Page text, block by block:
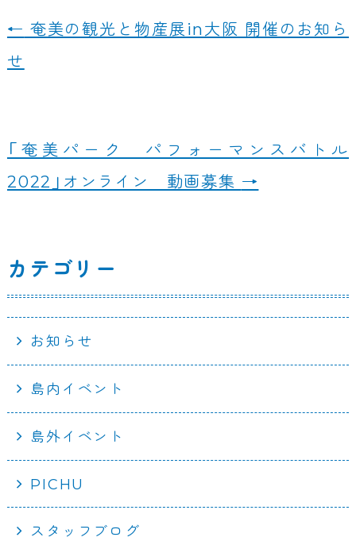
c
e
o
k
e
← 奄美の観光と物産展in大阪 開催のお知ら
せ
「奄美パーク パフォーマンスバトル
2022」オンライン 動画募集 →
カテゴリー
お知らせ
島内イベント
島外イベント
PICHU
スタッフブログ